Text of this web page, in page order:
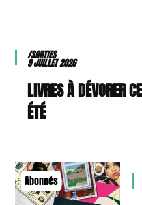
/SORTIES
9 JUILLET 2026
9 LIVRES À DÉVORER
ÉTÉ
Abonnés